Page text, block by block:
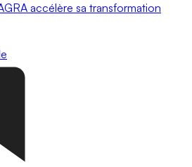
accélère sa transformation